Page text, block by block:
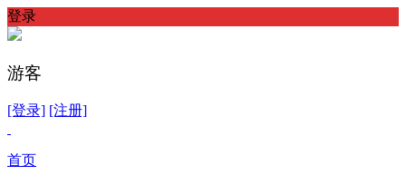
登录
游客
[登录] [注册]
首页